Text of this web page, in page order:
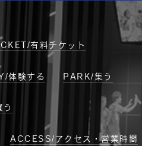
有料チケット
体験する PARK/集う
ACCESS/アクセス・営業時間